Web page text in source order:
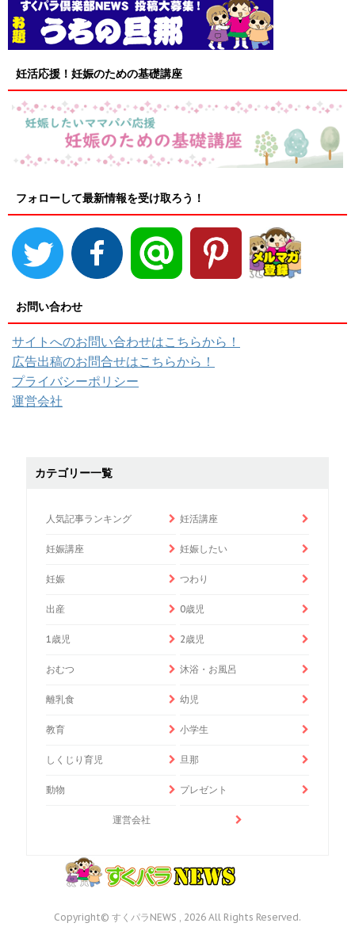
妊活応援！妊娠のための基礎講座
フォローして最新情報を受け取ろう！
お問い合わせ
サイトへのお問い合わせはこちらから！
広告出稿のお問合せはこちらから！
プライバシーポリシー
運営会社
カテゴリー一覧
人気記事ランキング 妊活講座
妊娠講座 妊娠したい
妊娠 つわり
出産 0歳児
1歳児 2歳児
おむつ 沐浴・お風呂
離乳食 幼児
教育 小学生
しくじり育児 旦那
動物 プレゼント
運営会社
Copyright© すくパラNEWS , 2026 All Rights Reserved.